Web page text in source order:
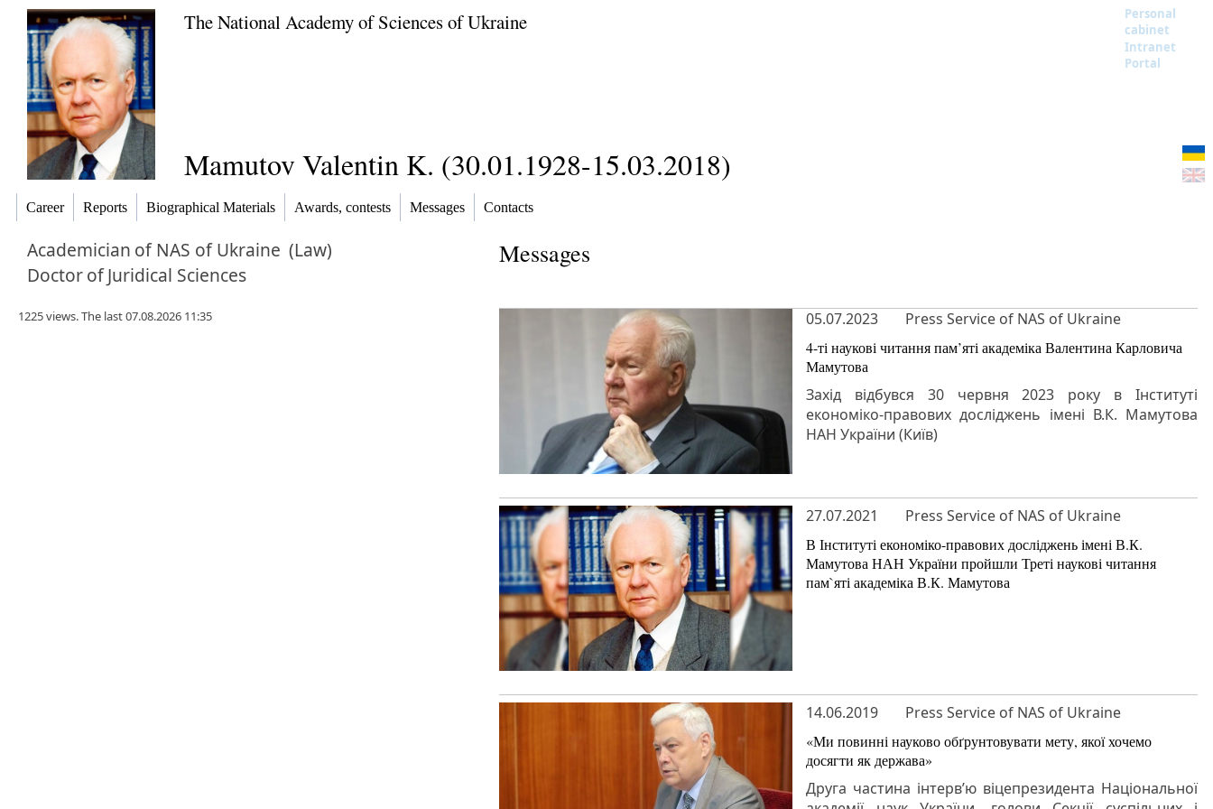
The National Academy of Sciences of Ukraine
Personal
cabinet
Intranet
Portal
Mamutov Valentin K. (30.01.1928-15.03.2018)
Career Reports Biographical Materials Awards, contests Messages Contacts
Academician of NAS of Ukraine (Law)
DoctorofJuridical Sciences
1225 views. The last 07.08.2026 11:35
Messages
05.07.2023 Press Service of NAS of Ukraine
4-ті наукові читання пам’яті академіка Валентина Карловича
Мамутова
Захід відбувся 30 червня 2023 року в Інституті
економіко-правових досліджень імені В.К. Мамутова
НАН України (Київ)
27.07.2021 Press Service of NAS of Ukraine
В Інституті економіко-правових досліджень імені В.К.
Мамутова НАН України пройшли Треті наукові читання
пам`яті академіка В.К. Мамутова
14.06.2019 Press Service of NAS of Ukraine
«Ми повинні науково обґрунтовувати мету, якої хочемо
досягти як держава»
Друга частина інтерв’ю віцепрезидента Національної